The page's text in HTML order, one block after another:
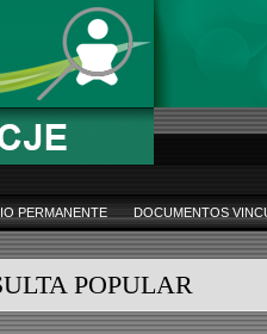
PERMANENTE DOCUMENTOS
POPULAR